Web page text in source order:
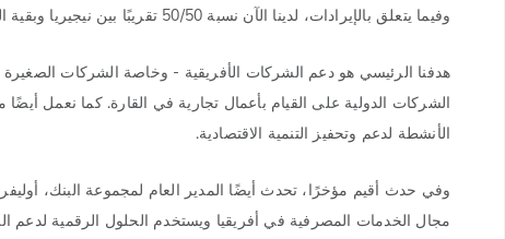
وفيما يتعلق بالإيرادات، لدينا الآن نسبة 50/50 تقريبًا بين نيجيريا وبقية العالم، والتي سوف تستمر في التغير مع تطور وجودنا الدولي.
هدفنا الرئيسي هو دعم الشركات الأفريقية - وخاصة الشركات
الشركات الدولية على القيام بأعمال تجارية في القارة. كما نعمل أيضًا
الأنشطة لدعم وتحفيز التنمية الاقتصادية.
مجال الخدمات المصرفية في أفريقيا ويستخدم الحلول الرقمية لدعم